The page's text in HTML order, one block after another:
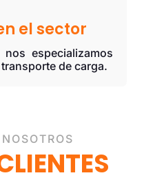
el sector
especializamos
de carga.